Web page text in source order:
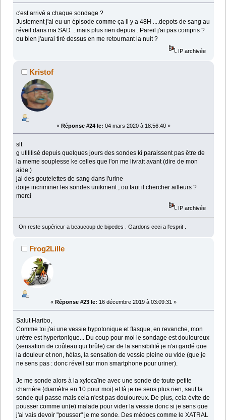
c'est arrivé a chaque sondage ?
Justement j'ai eu un épisode comme ça il y a 48H ....depots de sang au
réveil dans ma SAD ...mais plus rien depuis . Pareil j'ai pas compris ?
ou bien j'aurai tiré dessus en me retournant la nuit ?
IP archivée
Kristof
« Réponse #24 le: 04 mars 2020 à 18:56:40 »
slt
g utililisé depuis quelques jours des sondes ki paraissent pas être de
la meme souplesse ke celles que l'on me livrait avant (dire de mon
aide )
jai des goutelettes de sang dans l'urine
doije incriminer les sondes unikment , ou faut il chercher ailleurs ?
merci
IP archivée
On reste supérieur a beaucoup de bipedes . Gardons ceci a l'esprit .
Frog2Lille
« Réponse #23 le: 16 décembre 2019 à 03:09:31 »
Salut Haribo,
Comme toi j'ai une vessie hypotonique et flasque, en revanche, mon
urètre est hypertonique... Du coup pour moi le sondage est douloureux
(sensation de coûteau qui brûle) car de la sensibilité je n'ai gardé que
la douleur et non, hélas, la sensation de vessie pleine ou vide (que je
ne sens pas : donc réveil sur mon smartphone pour uriner).
Je me sonde alors à la xylocaïne avec une sonde de toute petite
charrière (diamètre en 10 pour moi) et là je ne sens plus rien, sauf la
sonde qui passe mais cela n'est pas douloureux. De plus, cela évite de
pousser comme un(e) malade pour vider la vessie donc si je sens que
j'ai vais devoir "pousser" je me sonde. Des médocs comme le XATRAL